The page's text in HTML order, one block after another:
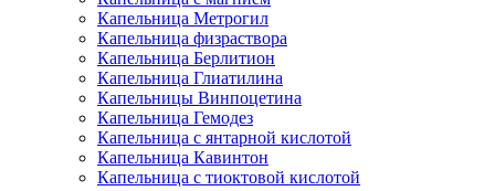
Капельница Метрогил
Капельница физраствора
Капельница Берлитион
Капельница Глиатилина
Капельницы Винпоцетина
Капельница Гемодез
Капельница с янтарной кислотой
Капельница Кавинтон
Капельница с тиоктовой кислотой